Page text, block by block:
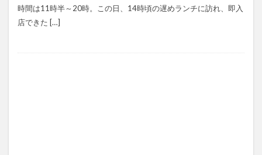
時間は11時半～20時。この日、14時頃の遅めランチに訪れ、即入
店できた […]